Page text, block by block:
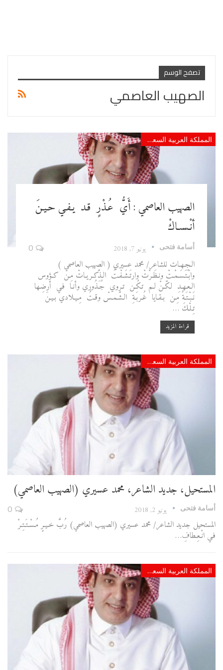
تصفح الوسم
الصهيب العاصمي
المملكة العربية السعودية
الصهيب العاصمي : أَيُّ عُـذْرٍ قـد يـفـي حـيـنَ
أنْـسىـاكْ
أسامة فتحى يونيو 7, 2018 0
الـجِـهـات للشاعر/ محمد عسيري ( الصهيب العاصمي )
وابْـتَـسَـمْـتْ ونـظَـرْتْ وارتَـشَـفْـتُ الـذِّكـريـاتْ مِـن كـؤوس
الـعـهـدِ لـكّـنْ لـم تـكُـن تـروي جُـذُوري وأنـا فـي أرضِـها
نَـبْـتَـةٌ مِـن بـقـايا غُـربَـةِ الـشّـمـسْ وقـتُ مِـيـلادي بـيـنَ
تِـلْـكَ …
قراءة المزيد
المملكة العربية السعودية
المستحيل، جديد الشاعر، محمد عسيري (الصهيب العاصمي)
أسامة فتحى يونيو 2, 2018
المستحيل جديد الشاعر/ محمد عسيري (الصهيب العاصمي) رُبَّ خـيـرٍ مُـسْـتَـتِـرْ
فـي انْـعِـطافِ…
المملكة العربية السعودية